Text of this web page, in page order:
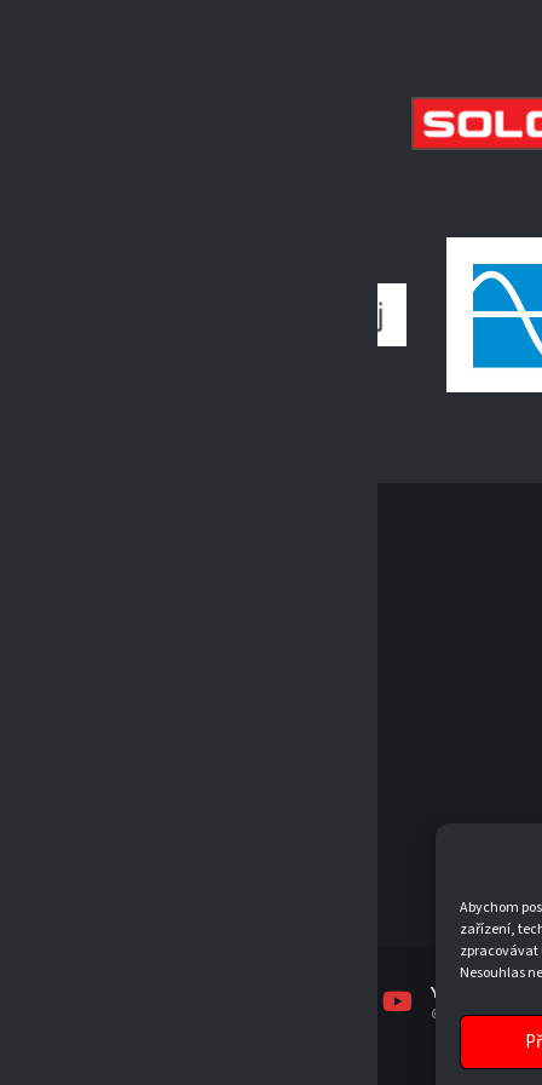
Abychom
zařízení,
zpracovávat
Nesouhlas
YOUTUBE